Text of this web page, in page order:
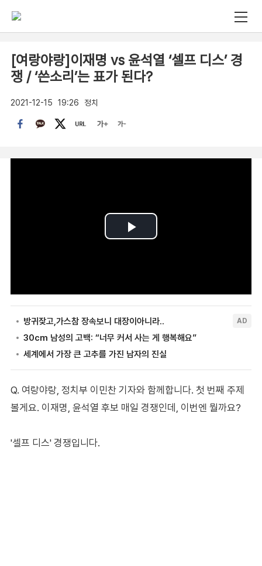
[여랑야랑]이재명 vs 윤석열 ‘셀프 디스’ 경
쟁 / ‘쓴소리’는 표가 된다?
2021-12-15 19:26 정치
Q. 여랑야랑, 정치부 이민찬 기자와 함께합니다. 첫 번째 주제
볼게요. 이재명, 윤석열 후보 매일 경쟁인데, 이번엔 뭘까요?
'셀프 디스' 경쟁입니다.